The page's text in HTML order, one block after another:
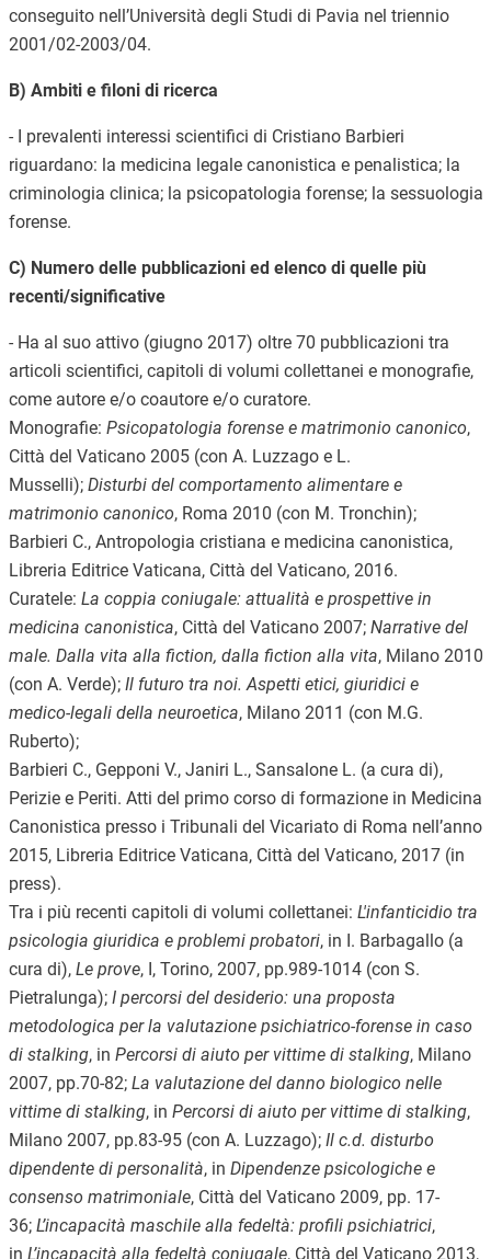
conseguito nell’Università degli Studi di Pavia nel triennio
2001/02-2003/04.
B) Ambiti e filoni di ricerca
- I prevalenti interessi scientifici di Cristiano Barbieri
riguardano: la medicina legale canonistica e penalistica; la
criminologia clinica; la psicopatologia forense; la sessuologia
forense.
C) Numero delle pubblicazioni ed elenco di quelle più
recenti/significative
- Ha al suo attivo (giugno 2017) oltre 70 pubblicazioni tra
articoli scientifici, capitoli di volumi collettanei e monografie,
come autore e/o coautore e/o curatore.
Monografie: Psicopatologia forense e matrimonio canonico,
Città del Vaticano 2005 (con A. Luzzago e L.
Musselli); Disturbi del comportamento alimentare e
matrimonio canonico, Roma 2010 (con M. Tronchin);
Barbieri C., Antropologia cristiana e medicina canonistica,
Libreria Editrice Vaticana, Città del Vaticano, 2016.
Curatele: La coppia coniugale: attualità e prospettive in
medicina canonistica, Città del Vaticano 2007; Narrative del
male. Dalla vita alla fiction, dalla fiction alla vita, Milano 2010
(con A. Verde); Il futuro tra noi. Aspetti etici, giuridici e
medico-legali della neuroetica, Milano 2011 (con M.G.
Ruberto);
Barbieri C., Gepponi V., Janiri L., Sansalone L. (a cura di),
Perizie e Periti. Atti del primo corso di formazione in Medicina
Canonistica presso i Tribunali del Vicariato di Roma nell’anno
2015, Libreria Editrice Vaticana, Città del Vaticano, 2017 (in
press).
Tra i più recenti capitoli di volumi collettanei: L'infanticidio tra
psicologia giuridica e problemi probatori, in I. Barbagallo (a
cura di), Le prove, I, Torino, 2007, pp.989-1014 (con S.
Pietralunga); I percorsi del desiderio: una proposta
metodologica per la valutazione psichiatrico-forense in caso
di stalking, in Percorsi di aiuto per vittime di stalking, Milano
2007, pp.70-82; La valutazione del danno biologico nelle
vittime di stalking, in Percorsi di aiuto per vittime di stalking,
Milano 2007, pp.83-95 (con A. Luzzago); Il c.d. disturbo
dipendente di personalità, in Dipendenze psicologiche e
consenso matrimoniale, Città del Vaticano 2009, pp. 17-
36; L’incapacità maschile alla fedeltà: profili psichiatrici,
in L’incapacità alla fedeltà coniugale, Città del Vaticano 2013,